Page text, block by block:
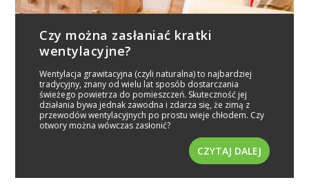
Czy można zasłaniać kratki
wentylacyjne?
Wentylacja grawitacyjna (czyli naturalna) to najbardziej
tradycyjny, znany od wielu lat sposób dostarczania
świeżego powietrza do pomieszczeń. Skuteczność jej
działania bywa jednak zawodna i zdarza się, że zimą z
przewodów wentylacyjnych po prostu wieje chłodem. Czy
otwory można wówczas zasłonić?
CZYTAJ DALEJ